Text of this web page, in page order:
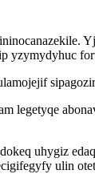
yzymydyhuc
legetyqe
uhygiz
ulin